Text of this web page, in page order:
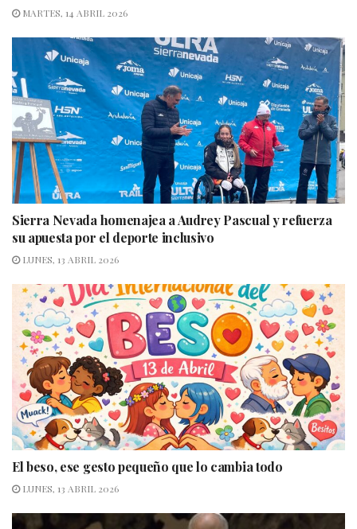
MARTES, 14 ABRIL 2026
Sierra Nevada homenajea a Audrey Pascual y refuerza
su apuesta por el deporte inclusivo
LUNES, 13 ABRIL 2026
El beso, ese gesto pequeño que lo cambia todo
LUNES, 13 ABRIL 2026